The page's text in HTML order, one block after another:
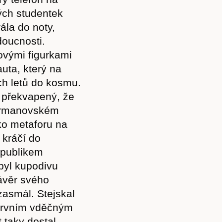
studentek
do noty,
figurkami
který na
letů do kosmu.
že
metaforu na
do
kupodivu
svého
Stejskal
vděčným